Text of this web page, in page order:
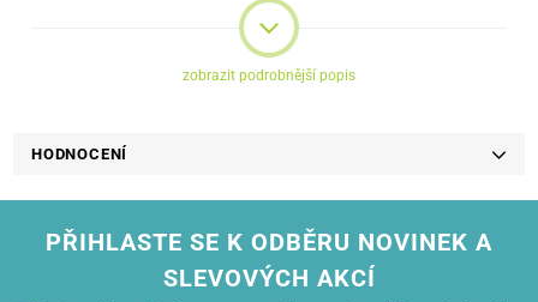
zobrazit podrobnější popis
HODNOCENÍ
PŘIHLASTE SE K ODBĚRU NOVINEK A
SLEVOVÝCH AKCÍ